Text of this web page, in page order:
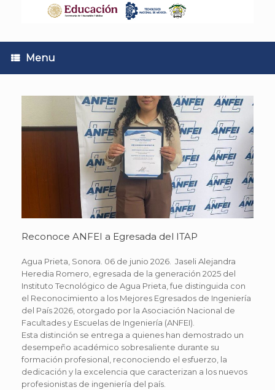
Menu
Reconoce ANFEI a Egresada del ITAP
Agua Prieta, Sonora. 06 de junio 2026. Jaseli Alejandra
Heredia Romero, egresada de la generación 2025 del
Instituto Tecnológico de Agua Prieta, fue distinguida con
el Reconocimiento a los Mejores Egresados de Ingeniería
del País 2026, otorgado por la Asociación Nacional de
Facultades y Escuelas de Ingeniería (ANFEI).
Esta distinción se entrega a quienes han demostrado un
desempeño académico sobresaliente durante su
formación profesional, reconociendo el esfuerzo, la
dedicación y la excelencia que caracterizan a los nuevos
profesionistas de ingeniería del país.